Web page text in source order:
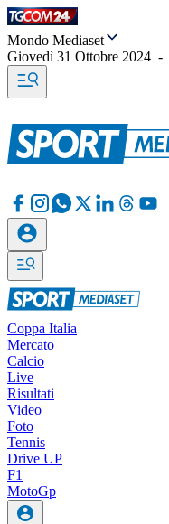
Mondo Mediaset
Giovedì 31 Ottobre 2024 -
Coppa Italia
Mercato
Calcio
Live
Risultati
Video
Foto
Tennis
Drive UP
F1
MotoGp